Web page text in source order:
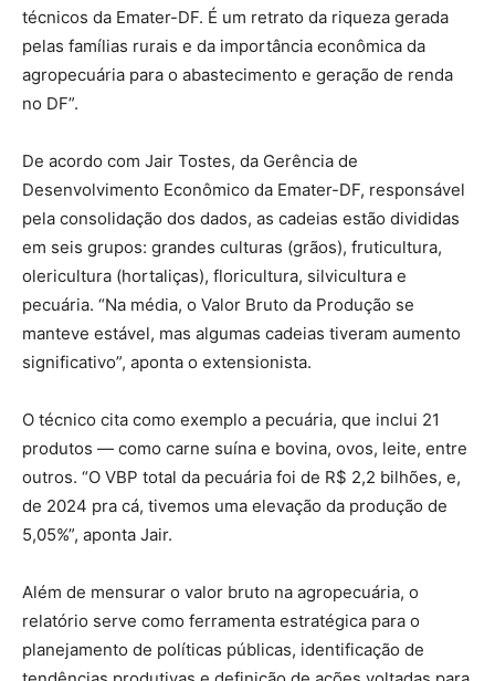
técnicos da Emater-DF. É um retrato da riqueza gerada
pelas famílias rurais e da importância econômica da
agropecuária para o abastecimento e geração de renda
no DF”.
De acordo com Jair Tostes, da Gerência de
Desenvolvimento Econômico da Emater-DF, responsável
pela consolidação dos dados, as cadeias estão divididas
em seis grupos: grandes culturas (grãos), fruticultura,
olericultura (hortaliças), floricultura, silvicultura e
pecuária. “Na média, o Valor Bruto da Produção se
manteve estável, mas algumas cadeias tiveram aumento
significativo”, aponta o extensionista.
O técnico cita como exemplo a pecuária, que inclui 21
produtos — como carne suína e bovina, ovos, leite, entre
outros. “O VBP total da pecuária foi de R$ 2,2 bilhões, e,
de 2024 pra cá, tivemos uma elevação da produção de
5,05%”, aponta Jair.
Além de mensurar o valor bruto na agropecuária, o
relatório serve como ferramenta estratégica para o
planejamento de políticas públicas, identificação de